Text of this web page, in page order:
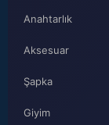
Anahtarlık
Aksesuar
Şapka
Giyim